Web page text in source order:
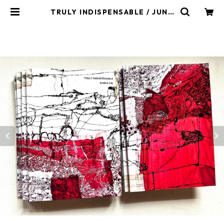
TRULY INDISPENSABLE / JUNK